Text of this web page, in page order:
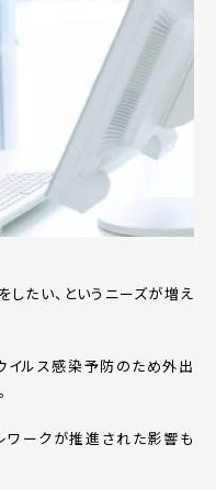
たい、というニーズが増え
イルス感染予防のため外出
ワークが推進された影響も